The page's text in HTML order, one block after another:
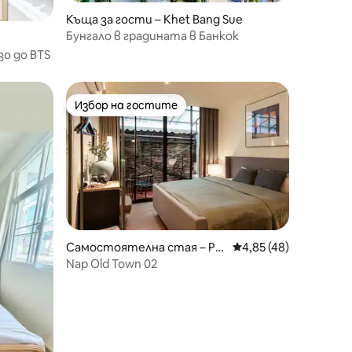
до BTS
Къща за гости – Khet Bang Sue
Бунгало в градината в Банкок
Избор на гостите
Избор на гостите
Самостоятелна стая – Ph
ra Nakhon
Средна оценка:
4,85 (48)
Nap Old Town 02